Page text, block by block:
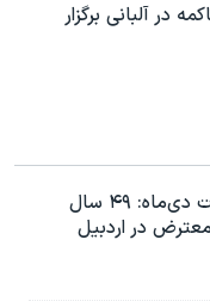
در آلبانی برگزار
پرونده اعتراضات دی‌ماه: ۴۹ سال